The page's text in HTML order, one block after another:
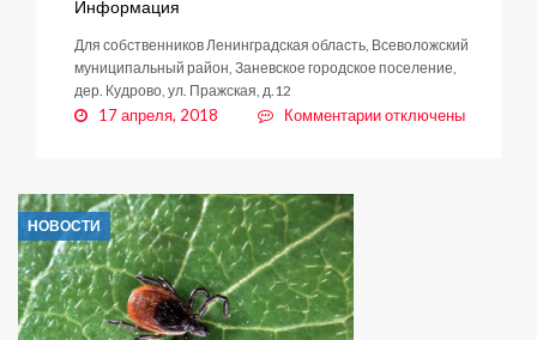
Информация
Для собственников Ленинградская область, Всеволожский
муниципальный район, Заневское городское поселение,
дер. Кудрово, ул. Пражская, д.12
17 апреля, 2018 Комментариикотключены
НОВОСТИ